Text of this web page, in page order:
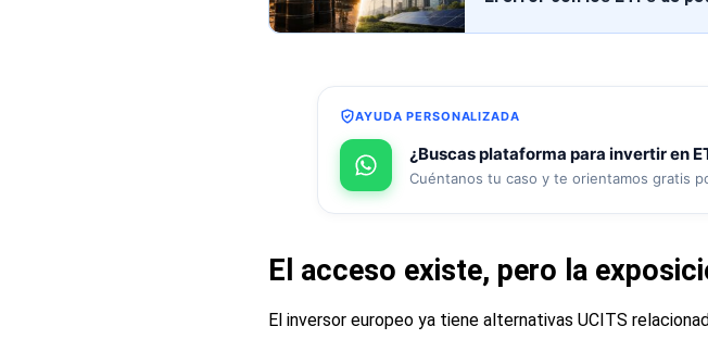
AYUDA PERSONALIZADA
¿Buscas plataforma para invertir en
Cuéntanos tu caso y te orientamos gratis
El acceso existe, pero la
El inversor europeo ya tiene alternativas UCITS